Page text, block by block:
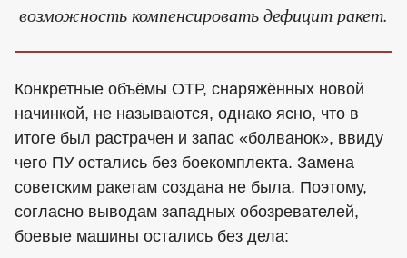
возможность компенсировать дефицит ракет.
Конкретные объёмы ОТР, снаряжённых новой
начинкой, не называются, однако ясно, что в
итоге был растрачен и запас «болванок», ввиду
чего ПУ остались без боекомплекта. Замена
советским ракетам создана не была. Поэтому,
согласно выводам западных обозревателей,
боевые машины остались без дела: